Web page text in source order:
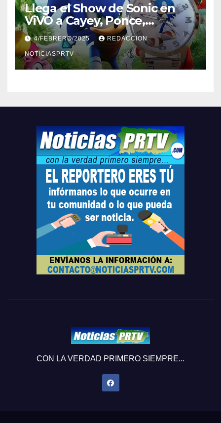
Llega el Show de Sonic en
ViVO a Cayey, Ponce,
Barceloneta y Humacao,
Relojes gratis para el que
compre ahora….
4/FEBRERO/2025 REDACCION
NOTICIASPRTV
CON LA VERDAD PRIMERO SIEMPRE...